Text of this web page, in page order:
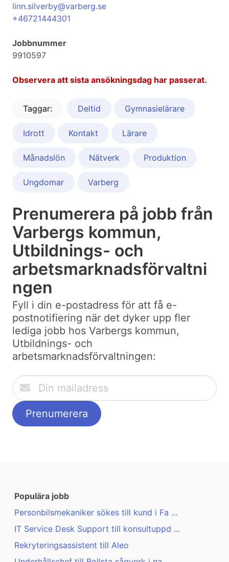
linn.silverby@varberg.se
+46721444301
Jobbnummer
9910597
Observera att sista ansökningsdag har passerat.
Taggar: Deltid Gymnasielärare
Idrott Kontakt Lärare
Månadslön Nätverk Produktion
Ungdomar Varberg
Prenumerera på jobb från
Varbergs kommun,
Utbildnings- och
arbetsmarknadsförvaltni
ngen
Fyll i din e-postadress för att få e-
postnotifiering när det dyker upp fler
lediga jobb hos Varbergs kommun,
Utbildnings- och
arbetsmarknadsförvaltningen:
Populära jobb
Personbilsmekaniker sökes till kund i Fa ...
IT Service Desk Support till konsultuppd ...
Rekryteringsassistent till Aleo